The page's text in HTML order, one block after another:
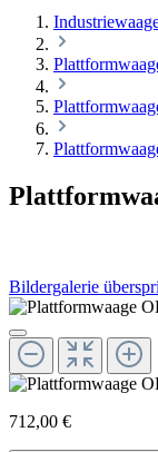
Bildergalerie
712,00 €